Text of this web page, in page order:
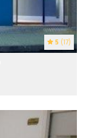
5 (17)